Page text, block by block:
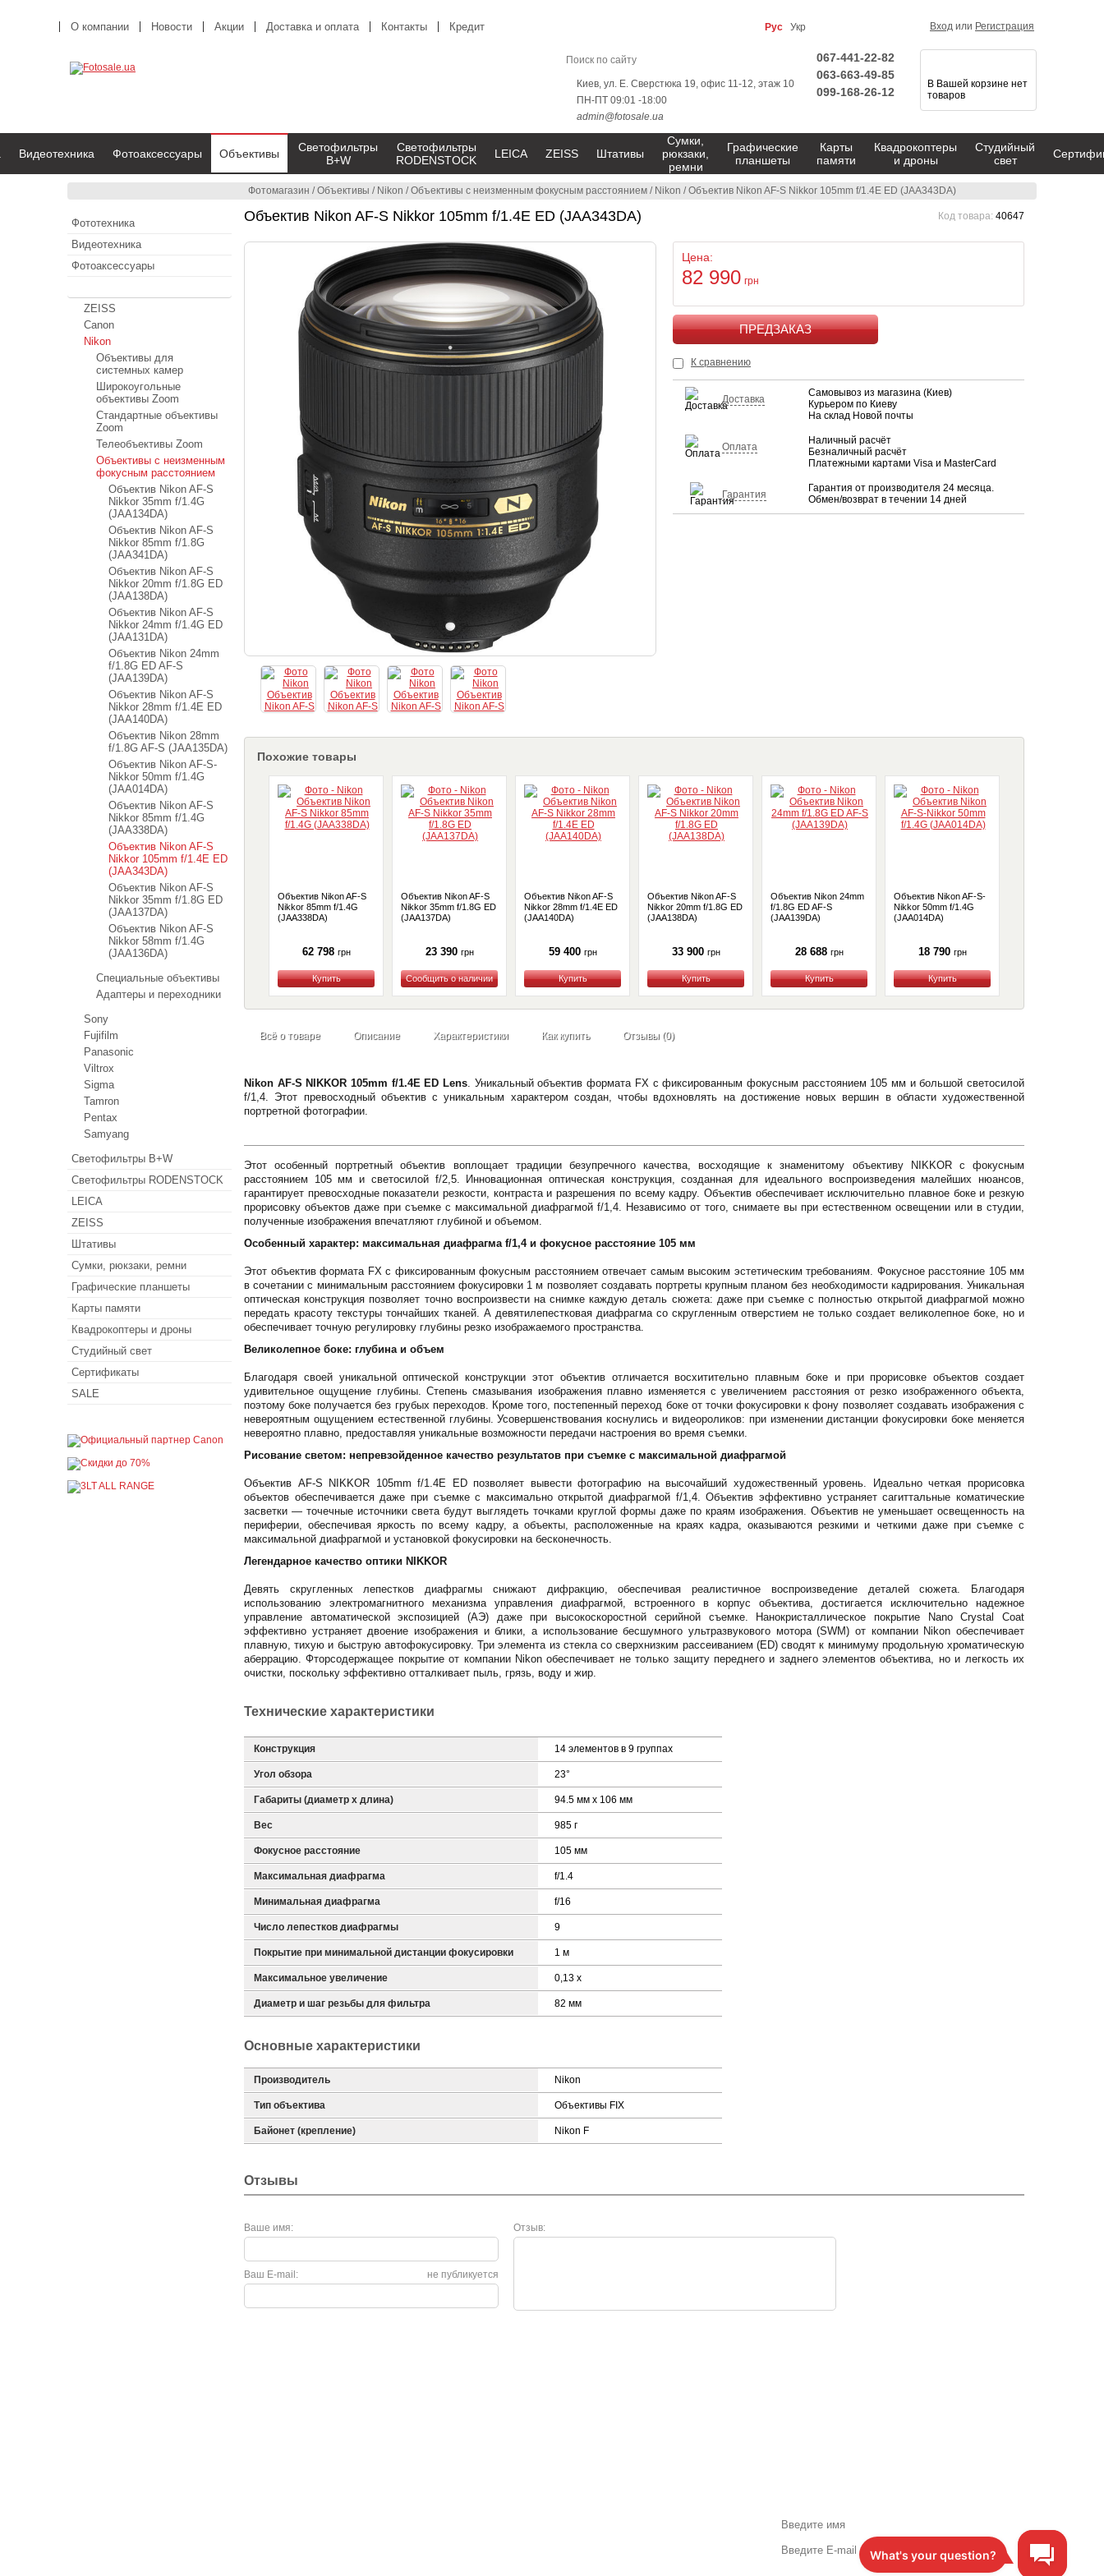
Фотомагазин /Объективы / Nikon /Объективы с неизменным фокусным расстоянием / Nikon /Объектив Nikon AF-S Nikkor 105mm f/1.4E ED (JAA343DA)
Объектив Nikon AF-S Nikkor 105mm f/1.4E ED (JAA343DA) Код товара: 40647
Цена:
82 990 грн
К сравнению
Доставка
Самовывоз из магазина (Киев)
Курьером по Киеву
На склад Новой почты
Оплата
Наличный расчёт
Безналичный расчёт
Платежными картами Visa и MasterCard
Гарантия
Гарантия от производителя 24 месяца.
Обмен/возврат в течении 14 дней
Похожие товары
Объектив Nikon AF-S
Nikkor 85mm f/1.4G
(JAA338DA)
62 798 грн
Купить
Объектив Nikon AF-S
Nikkor 35mm f/1.8G ED
(JAA137DA)
23 390 грн
Купить
Объектив Nikon AF-S
Nikkor 28mm f/1.4E ED
(JAA140DA)
59 400 грн
Купить
Объектив Nikon AF-S
Nikkor 20mm f/1.8G ED
(JAA138DA)
33 900 грн
Купить
Объектив Nikon 24mm
f/1.8G ED AF-S
(JAA139DA)
28 688 грн
Купить
Объектив Nikon AF-S-
Nikkor 50mm f/1.4G
(JAA014DA)
18 790 грн
Купить
Всё о товаре Описание Характеристики Как купить Отзывы (0)
Nikon AF-S NIKKOR 105mm f/1.4E ED Lens. Уникальный объектив формата FX с фиксированным фокусным расстоянием 105 мм и большой светосилой
f/1,4. Этот превосходный объектив с уникальным характером создан, чтобы вдохновлять на достижение новых вершин в области художественной
портретной фотографии.
Этот особенный портретный объектив воплощает традиции безупречного качества, восходящие к знаменитому объективу NIKKOR с фокусным
расстоянием 105 мм и светосилой f/2,5. Инновационная оптическая конструкция, созданная для идеального воспроизведения малейших нюансов,
гарантирует превосходные показатели резкости, контраста и разрешения по всему кадру. Объектив обеспечивает исключительно плавное боке и резкую
прорисовку объектов даже при съемке с максимальной диафрагмой f/1,4. Независимо от того, снимаете вы при естественном освещении или в студии,
полученные изображения впечатляют глубиной и объемом.
Особенный характер: максимальная диафрагма f/1,4 и фокусное расстояние 105 мм
Этот объектив формата FX с фиксированным фокусным расстоянием отвечает самым высоким эстетическим требованиям. Фокусное расстояние 105 мм
в сочетании с минимальным расстоянием фокусировки 1 м позволяет создавать портреты крупным планом без необходимости кадрирования. Уникальная
оптическая конструкция позволяет точно воспроизвести на снимке каждую деталь сюжета: даже при съемке с полностью открытой диафрагмой можно
передать красоту текстуры тончайших тканей. А девятилепестковая диафрагма со скругленным отверстием не только создает великолепное боке, но и
обеспечивает точную регулировку глубины резко изображаемого пространства.
Великолепное боке: глубина и объем
Благодаря своей уникальной оптической конструкции этот объектив отличается восхитительно плавным боке и при прорисовке объектов создает
удивительное ощущение глубины. Степень смазывания изображения плавно изменяется с увеличением расстояния от резко изображенного объекта,
поэтому боке получается без грубых переходов. Кроме того, постепенный переход боке от точки фокусировки к фону позволяет создавать изображения с
невероятным ощущением естественной глубины. Усовершенствования коснулись и видеороликов: при изменении дистанции фокусировки боке меняется
невероятно плавно, предоставляя уникальные возможности передачи настроения во время съемки.
Рисование светом: непревзойденное качество результатов при съемке с максимальной диафрагмой
Объектив AF-S NIKKOR 105mm f/1.4E ED позволяет вывести фотографию на высочайший художественный уровень. Идеально четкая прорисовка
объектов обеспечивается даже при съемке с максимально открытой диафрагмой f/1,4. Объектив эффективно устраняет сагиттальные коматические
засветки — точечные источники света будут выглядеть точками круглой формы даже по краям изображения. Объектив не уменьшает освещенность на
периферии, обеспечивая яркость по всему кадру, а объекты, расположенные на краях кадра, оказываются резкими и четкими даже при съемке с
максимальной диафрагмой и установкой фокусировки на бесконечность.
Легендарное качество оптики NIKKOR
Девять скругленных лепестков диафрагмы снижают дифракцию, обеспечивая реалистичное воспроизведение деталей сюжета. Благодаря
использованию электромагнитного механизма управления диафрагмой, встроенного в корпус объектива, достигается исключительно надежное
управление автоматической экспозицией (АЭ) даже при высокоскоростной серийной съемке. Нанокристаллическое покрытие Nano Crystal Coat
эффективно устраняет двоение изображения и блики, а использование бесшумного ультразвукового мотора (SWM) от компании Nikon обеспечивает
плавную, тихую и быструю автофокусировку. Три элемента из стекла со сверхнизким рассеиванием (ED) сводят к минимуму продольную хроматическую
аберрацию. Фторсодержащее покрытие от компании Nikon обеспечивает не только защиту переднего и заднего элементов объектива, но и легкость их
очистки, поскольку эффективно отталкивает пыль, грязь, воду и жир.
Технические характеристики
Конструкция 14 элементов в 9 группах
Угол обзора 23°
Габариты (диаметр х длина) 94.5 мм x 106 мм
Вес 985 г
Фокусное расстояние 105 мм
Максимальная диафрагма f/1.4
Минимальная диафрагма f/16
Число лепестков диафрагмы 9
Покрытие при минимальной дистанции фокусировки 1 м
Максимальное увеличение 0,13 x
Диаметр и шаг резьбы для фильтра 82 мм
Основные характеристики
Производитель Nikon
Тип объектива Объективы FIX
Байонет (крепление) Nikon F
Отзывы
Ваше имя: Отзыв:
не публикуется
Ваш E-mail:
О компании Новости Акции Доставка и оплата Контакты Кредит Рус Укр Вход или Регистрация
Киев, ул. Е. Сверстюка 19, офис 11-12, этаж 10
ПН-ПТ 09:01 -18:00
admin@fotosale.ua
067-441-22-82
063-663-49-85
099-168-26-12
В Вашей корзине нет
товаров
Видеотехника Фотоаксессуары Объективы
Светофильтры
B+W
Светофильтры
RODENSTOCK
LEICA ZEISS Штативы
Сумки,
рюкзаки,
ремни
Графические
планшеты
Карты
памяти
Квадрокоптеры
и дроны
Студийный
свет
Фототехника
Видеотехника
Фотоаксессуары
ZEISS
Canon
Nikon
Объективы для
системных камер
Широкоугольные
объективы Zoom
Стандартные объективы
Zoom
Телеобъективы Zoom
Объективы с неизменным
фокусным расстоянием
Объектив Nikon AF-S
Nikkor 35mm f/1.4G
(JAA134DA)
Объектив Nikon AF-S
Nikkor 85mm f/1.8G
(JAA341DA)
Объектив Nikon AF-S
Nikkor 20mm f/1.8G ED
(JAA138DA)
Объектив Nikon AF-S
Nikkor 24mm f/1.4G ED
(JAA131DA)
Объектив Nikon 24mm
f/1.8G ED AF-S
(JAA139DA)
Объектив Nikon AF-S
Nikkor 28mm f/1.4E ED
(JAA140DA)
Объектив Nikon 28mm
f/1.8G AF-S (JAA135DA)
Объектив Nikon AF-S-
Nikkor 50mm f/1.4G
(JAA014DA)
Объектив Nikon AF-S
Nikkor 85mm f/1.4G
(JAA338DA)
Объектив Nikon AF-S
Nikkor 105mm f/1.4E ED
(JAA343DA)
Объектив Nikon AF-S
Nikkor 35mm f/1.8G ED
(JAA137DA)
Объектив Nikon AF-S
Nikkor 58mm f/1.4G
(JAA136DA)
Специальные объективы
Адаптеры и переходники
Sony
Fujifilm
Panasonic
Viltrox
Sigma
Tamron
Pentax
Samyang
Светофильтры B+W
Светофильтры RODENSTOCK
LEICA
ZEISS
Штативы
Сумки, рюкзаки, ремни
Графические планшеты
Карты памяти
Квадрокоптеры и дроны
Студийный свет
Сертификаты
SALE